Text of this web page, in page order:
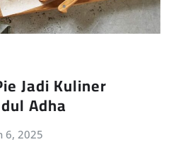
Jadi Kuliner
Adha
6, 2025